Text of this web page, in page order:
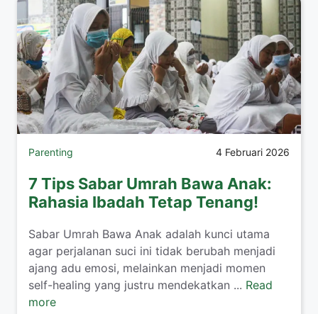
Parenting 4 Februari 2026
7 Tips Sabar Umrah Bawa Anak:
Rahasia Ibadah Tetap Tenang!
​Sabar Umrah Bawa Anak adalah kunci utama
agar perjalanan suci ini tidak berubah menjadi
ajang adu emosi, melainkan menjadi momen
self-healing yang justru mendekatkan ... Read
more